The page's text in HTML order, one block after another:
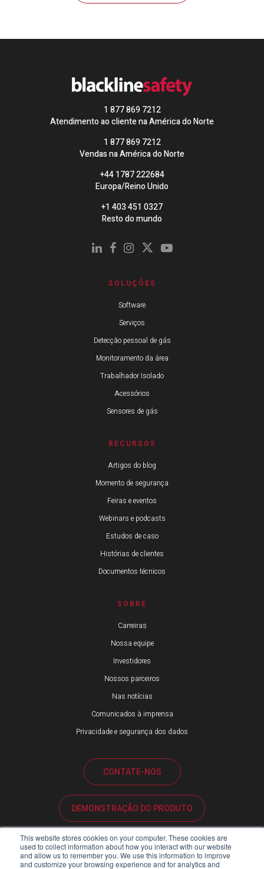
This website stores cookies on your computer. These cookies are
used to collect information about how you interact with our website
and allow us to remember you. We use this information to improve
and customize your browsing experience and for analytics and
1 877 869 7212
Atendimento ao cliente na América do Norte
1 877 869 7212
Vendas na América do Norte
+44 1787 222684
Europa/Reino Unido
+1 403 451 0327
Resto do mundo
SOLUÇÕES
Software
Serviços
Detecção pessoal de gás
Monitoramento da área
Trabalhador Isolado
Acessórios
Sensores de gás
RECURSOS
Artigos do blog
Momento de segurança
Feiras e eventos
Webinars e podcasts
Estudos de caso
Histórias de clientes
Documentos técnicos
SOBRE
Carreiras
Nossa equipe
Investidores
Nossos parceiros
Nas notícias
Comunicados à imprensa
Privacidade e segurança dos dados
CONTATE-NOS
DEMONSTRAÇÃO DO PRODUTO
SUPORTE AO CLIENTE